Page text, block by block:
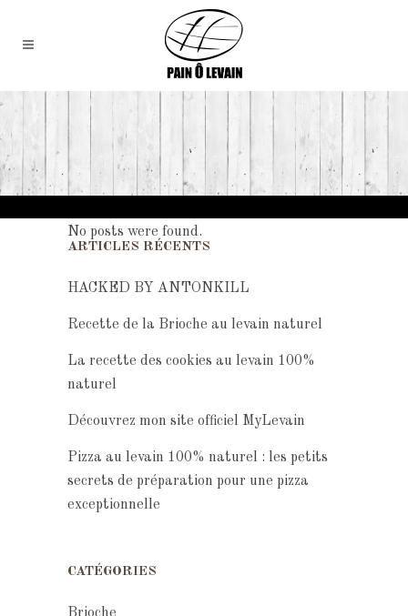
No posts were found.
ARTICLES RÉCENTS
HACKED BY ANTONKILL
Recette de la Brioche au levain naturel
La recette des cookies au levain 100%
naturel
Découvrez mon site officiel MyLevain
Pizza au levain 100% naturel : les petits
secrets de préparation pour une pizza
exceptionnelle
CATÉGORIES